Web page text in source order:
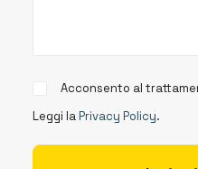
Acconsento al
Leggi laPrivacy Policy.